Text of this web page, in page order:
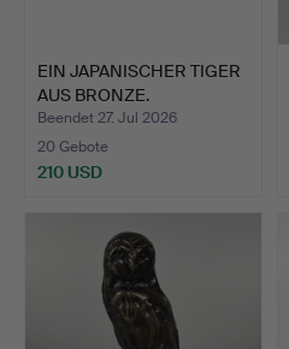
EIN JAPANISCHER TIGER
AUS BRONZE.
Beendet 27. Jul 2026
20 Gebote
210 USD